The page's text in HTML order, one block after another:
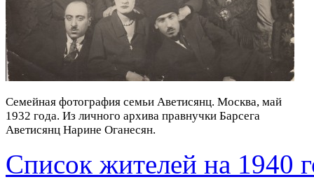
Семейная фотография семьи Аветисянц. Москва, май
1932 года. Из личного архива правнучки Барсега
Аветисянц Нарине Оганесян.
Список жителей на 1940